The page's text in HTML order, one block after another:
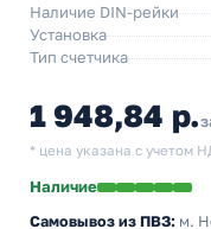
Наличие DIN-рейки
Установка
Тип счетчика
1 948,84 р.
* цена указана с учетом
Наличие
Самовывоз из ПВЗ: м.